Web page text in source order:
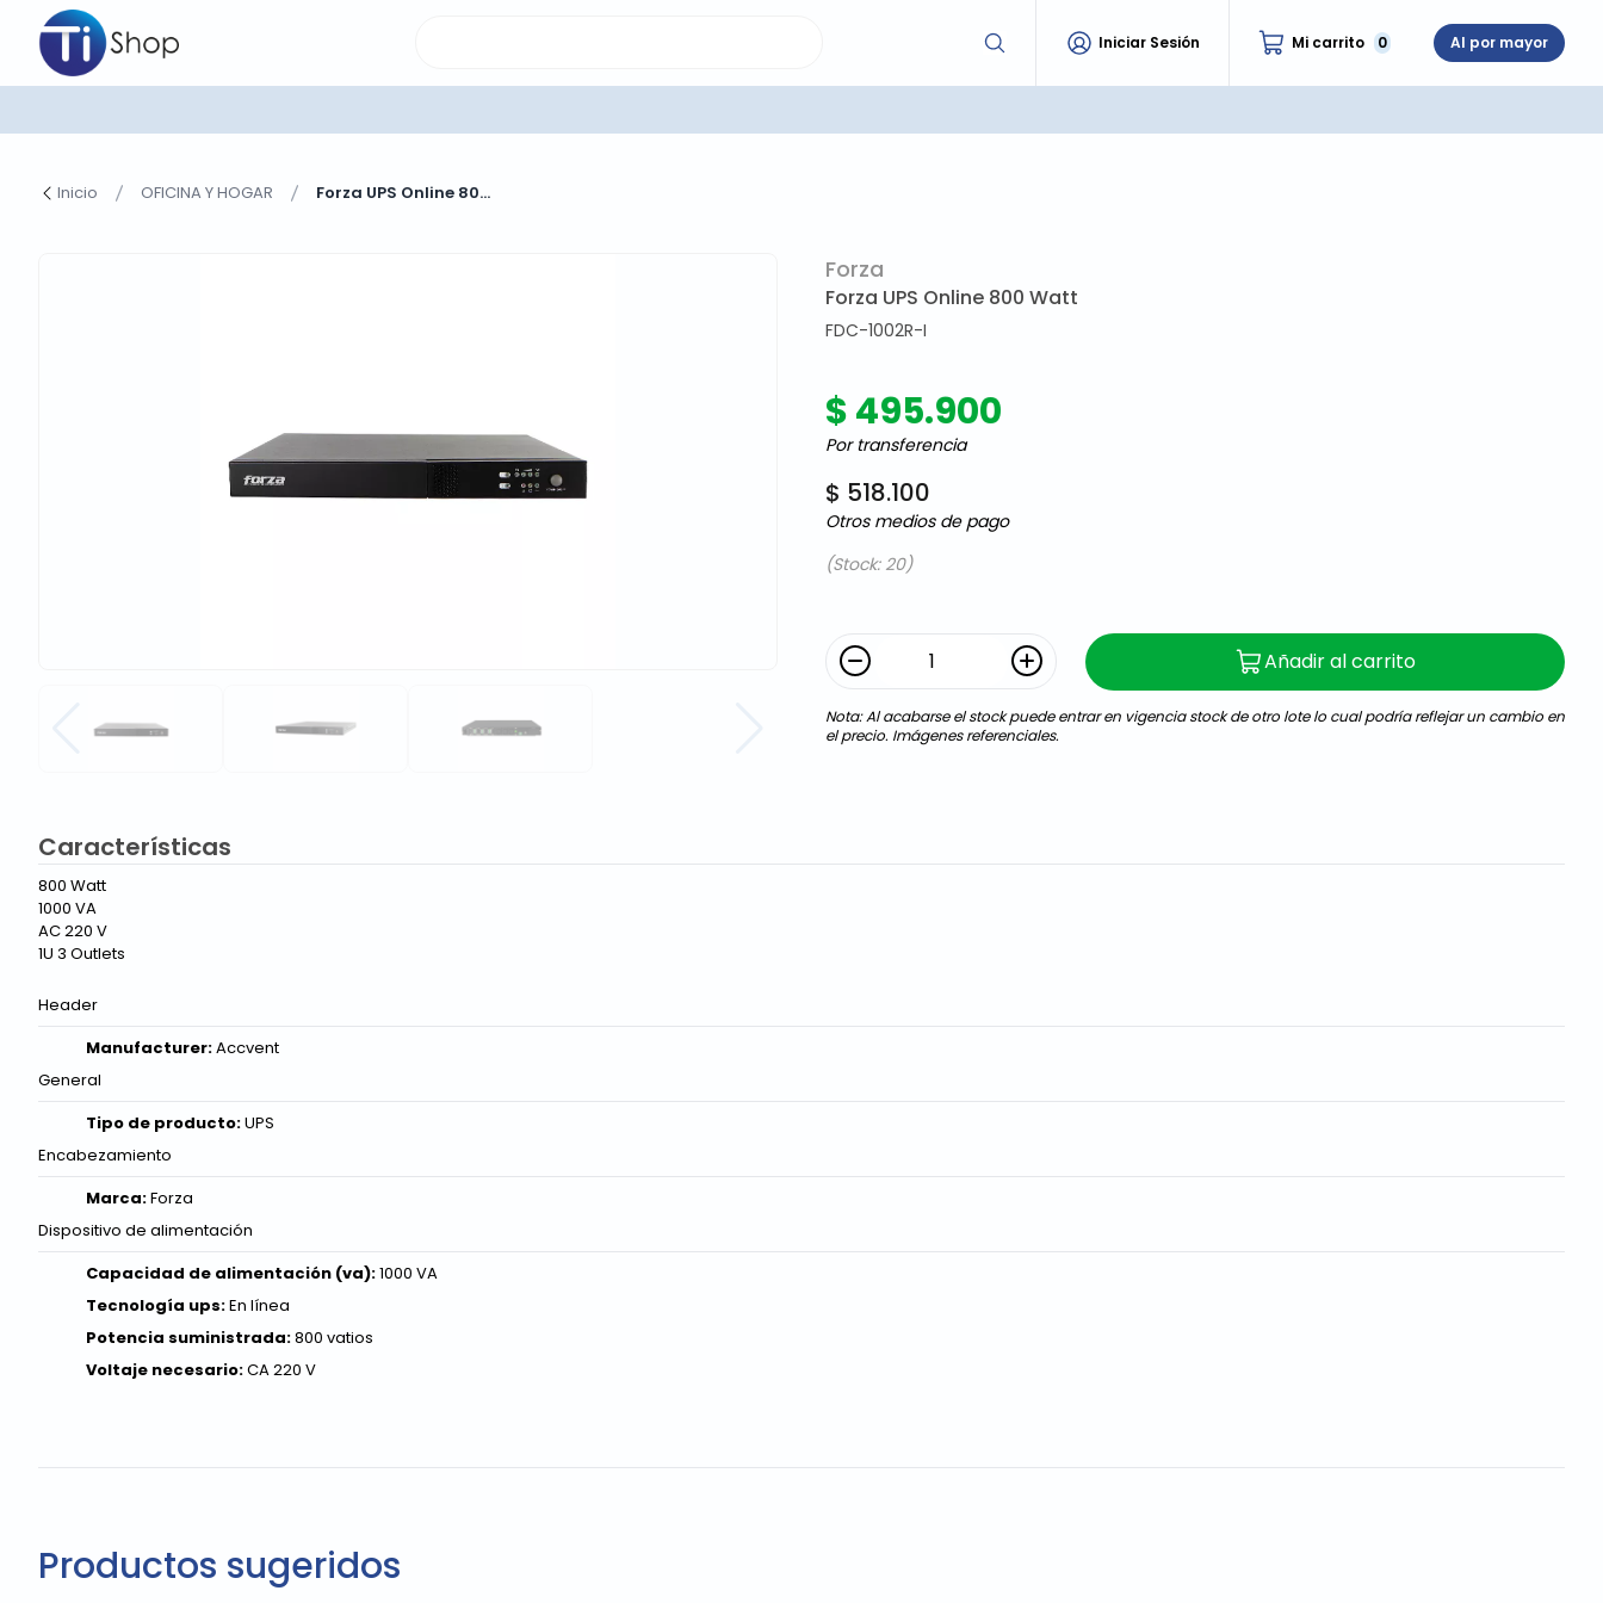
Iniciar Sesión Mi carrito 0 Al por mayor
Inicio OFICINA Y HOGAR Forza UPS Online 80...
Forza
Forza UPS Online 800 Watt
FDC-1002R-I
$ 495.900
Por transferencia
$ 518.100
Otros medios de pago
(Stock: 20)
Añadir al carrito
Nota: Al acabarse el stock puede entrar en vigencia stock de otro lote lo cual podría reflejar un cambio en
el precio. Imágenes referenciales.
Características
800 Watt
1000 VA
AC 220 V
1U 3 Outlets
Header
Manufacturer:Accvent
General
Tipo de producto:UPS
Encabezamiento
Marca:Forza
Dispositivo de alimentación
Capacidad de alimentación (va):1000 VA
Tecnología ups:En línea
Potencia suministrada:800 vatios
Voltaje necesario:CA 220 V
Productos sugeridos